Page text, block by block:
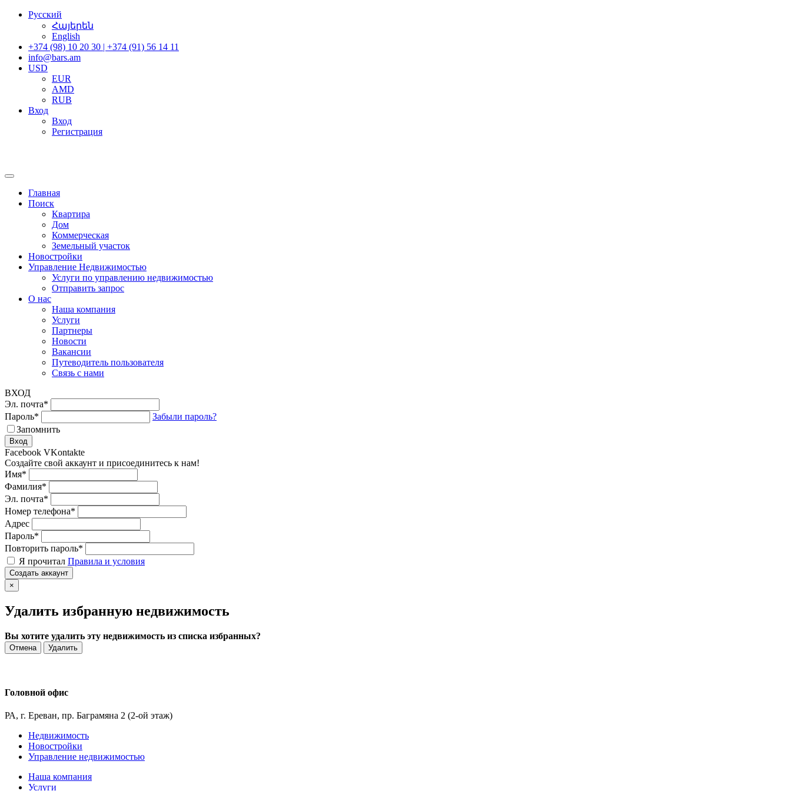
Русский
Հայերեն
English
+374 (98) 10 20 30 | +374 (91) 56 14 11
info@bars.am
USD
EUR
AMD
RUB
Вход
Вход
Регистрация
Главная
Поиск
Квартира
Дом
Коммерческая
Земельный участок
Новостройки
Управление Недвижимостью
Услуги по управлению недвижимостью
Отправить запрос
О нас
Наша компания
Услуги
Партнеры
Новости
Вакансии
Путеводитель пользователя
Связь с нами
ВХОД
Эл. почта*
Пароль*
Забыли пароль?
Запомнить
Вход
Facebook VKontakte
Создайте свой аккаунт и присоединитесь к нам!
Имя*
Фамилия*
Эл. почта*
Номер телефона*
Адрес
Пароль*
Повторить пароль*
Я прочитал Правила и условия
Создать аккаунт
×
Удалить избранную недвижимость
Вы хотите удалить эту недвижимость из списка избранных?
Отмена Удалить
Головной офис
РА, г. Ереван, пр. Баграмяна 2 (2-ой этаж)
Недвижимость
Новостройки
Управление недвижимостью
Наша компания
Услуги